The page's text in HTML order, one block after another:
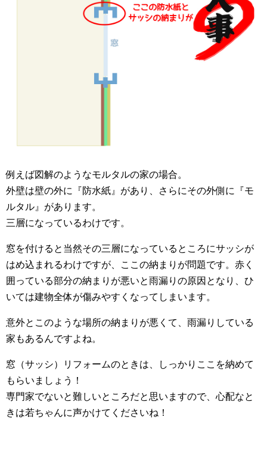
例えば図解のようなモルタルの家の場合。
外壁は壁の外に『防水紙』があり、さらにその外側に『モ
ルタル』があります。
三層になっているわけです。
窓を付けると当然その三層になっているところにサッシが
はめ込まれるわけですが、ここの納まりが問題です。赤く
囲っている部分の納まりが悪いと雨漏りの原因となり、ひ
いては建物全体が傷みやすくなってしまいます。
意外とこのような場所の納まりが悪くて、雨漏りしている
家もあるんですよね。
窓（サッシ）リフォームのときは、しっかりここを納めて
もらいましょう！
専門家でないと難しいところだと思いますので、心配なと
きは若ちゃんに声かけてくださいね！